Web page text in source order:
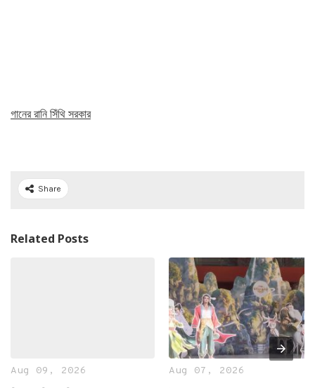
গানের রানি সিঁথি সরকার
Share
Related Posts
Aug 09, 2026 Aug 07, 2026